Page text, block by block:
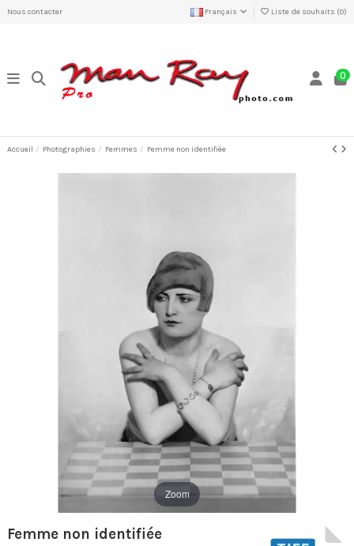
Nous contacter Français Liste de souhaits (0)
0
Accueil Photographies Femmes Femme non identifiée
Zoom
Femme non identifiée